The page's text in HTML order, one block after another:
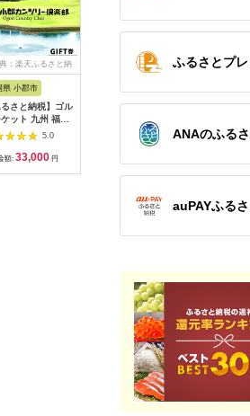
：楽天ふるさと納
税
県 小郡市
るさと納税】ゴル
ット 九州 福岡
カンツリー倶楽部
ト券 9枚 9000円
チケット 商品
5.0
額: 33,000 円
出典：ふるさとチョイ
kochi黒潮カントリー
5.0
こぶ
ふるさとプ
ANAのふる
auPAYふる